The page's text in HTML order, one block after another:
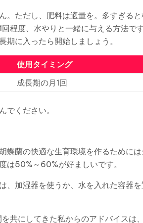
。ただし、肥料は適量を。多すぎる
程度、水やりと一緒に与える方法で
期に入ったら開始しましょう。
使用タイミング
成長期の月1回
でください。
蝶蘭の快適な生育環境を作るために
は50%～60%が好ましいです。
、加湿器を使うか、水を入れた容器
共にしてきた私からのアドバイスは